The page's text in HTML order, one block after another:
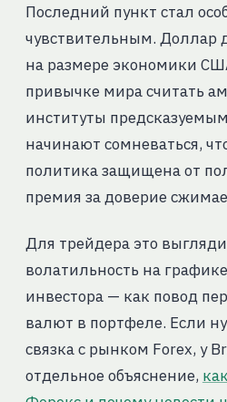
Последний пункт стал
чувствительным. Доллар
на размере экономики
привычке мира считать
институты
начинают сомневаться,
политика защищена от
премия за доверие
Для трейдера это
волатильность на
инвестора — как повод
валют в портфеле. Если
связка с рынком Forex, у
отдельное объяснение,